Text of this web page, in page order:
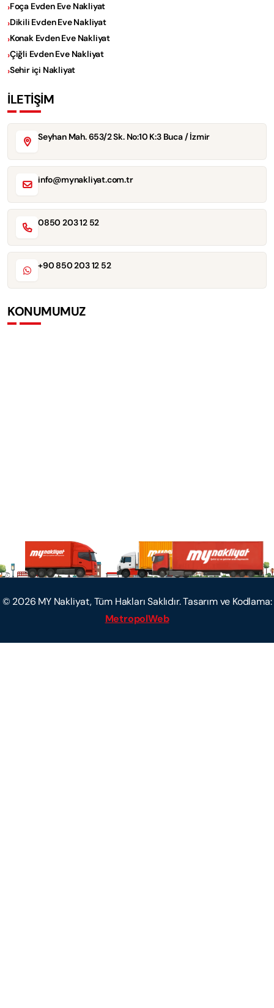
Foça Evden Eve Nakliyat
Dikili Evden Eve Nakliyat
Konak Evden Eve Nakliyat
Çiğli Evden Eve Nakliyat
Sehir içi Nakliyat
İLETİŞİM
Seyhan Mah. 653/2 Sk. No:10 K:3 Buca / İzmir
info@mynakliyat.com.tr
0850 203 12 52
+90 850 203 12 52
KONUMUMUZ
© 2026 MY Nakliyat, Tüm Hakları Saklıdır. Tasarım ve Kodlama:
MetropolWeb